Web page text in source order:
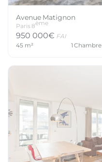
Avenue Matignon
Paris8ème
950 000€ FAI
45m² 1 Chambre